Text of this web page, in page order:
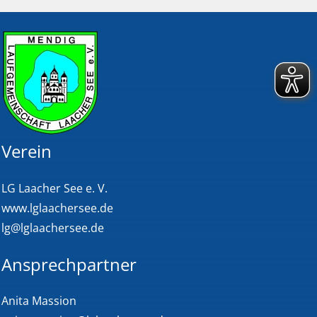
Verein
LG Laacher See e. V.
www.lglaachersee.de
lg@lglaachersee.de
Ansprechpartner
Anita Massion